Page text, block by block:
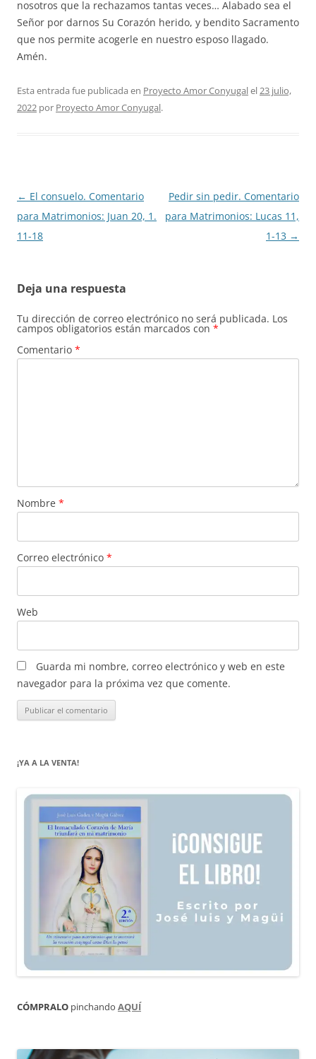
nosotros que la rechazamos tantas veces… Alabado sea el
Señor por darnos Su Corazón herido, y bendito Sacramento
que nos permite acogerle en nuestro esposo llagado.
Amén.
Esta entrada fue publicada en Proyecto Amor Conyugalel23 julio,
2022 por Proyecto Amor Conyugal.
Navegación
de
entradas
← El consuelo. Comentario
para Matrimonios: Juan 20, 1.
11-18
Pedir sin pedir. Comentario
para Matrimonios: Lucas 11,
1-13 →
Deja una respuesta
Tu dirección de correo electrónico no será publicada. Los
campos obligatorios están marcados con *
Comentario *
Nombre *
Correo electrónico *
Web
Guarda mi nombre, correo electrónico y web en este
navegador para la próxima vez que comente.
¡YA A LA VENTA!
CÓMPRALO pinchando AQUÍ